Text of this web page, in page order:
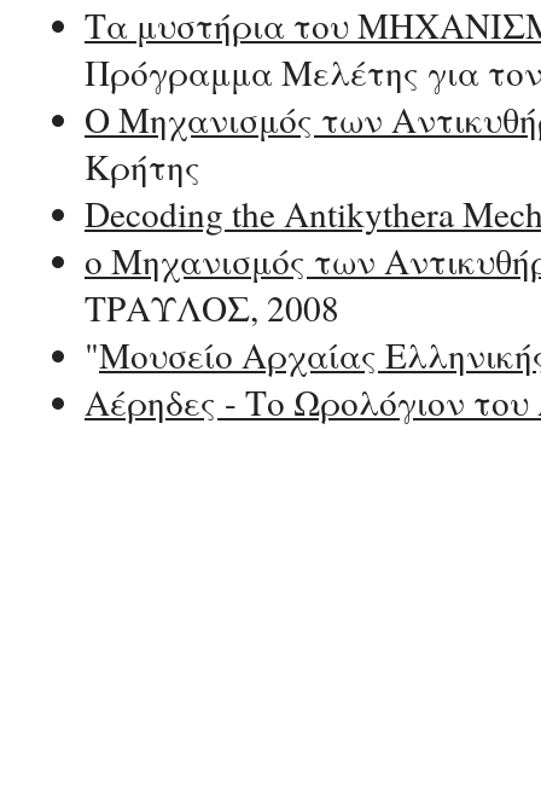
Τα μυστήρια του
Πρόγραμμα Μελέτης για
Ο Μηχανισμός των
Κρήτης
Decoding the Antikythera
ο Μηχανισμός των
ΤΡΑΥΛΟΣ, 2008
"Μουσείο Αρχαίας
Αέρηδες - Το Ωρολόγιον